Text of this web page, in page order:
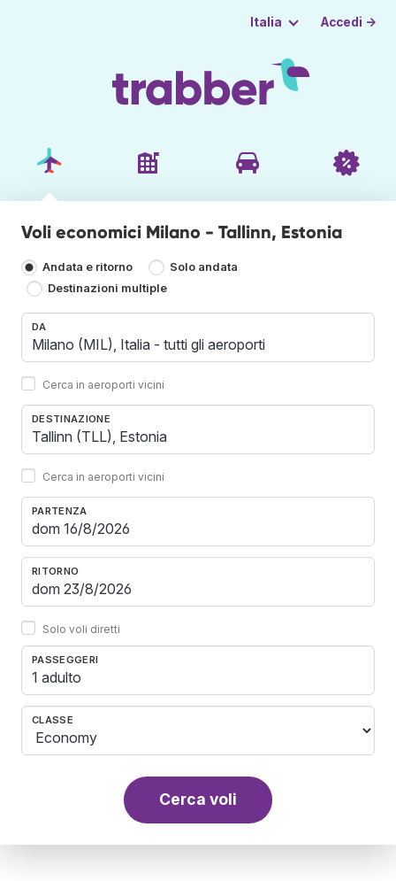
Italia Accedi →
Voli economici Milano - Tallinn, Estonia
Andata e ritorno
Solo andata
Destinazioni multiple
DA
Cerca in aeroporti vicini
DESTINAZIONE
Cerca in aeroporti vicini
PARTENZA
RITORNO
Solo voli diretti
PASSEGGERI
1 adulto
CLASSE
Cerca voli